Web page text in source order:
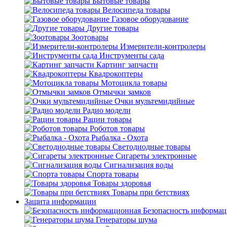
Велосипеда товары
Газовое оборудование
Другие товары
Зоотовары
Измерители-контролеры
Инструменты сада
Картинг запчасти
Квадрокоптеры
Мотоцикла товары
Отмычки замков
Очки мультемидийные
Радио модели
Рации товары
Роботов товары
Рыбалка - Охота
Светодиодные товары
Сигареты электронные
Сигнализация воды
Спорта товары
Товары здоровья
Товары при бетствиях
Защита информации
Безопасность
Генераторы шума